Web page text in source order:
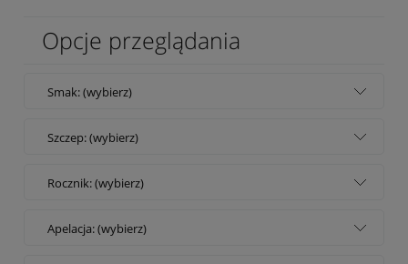
Opcje przeglądania
Smak: (wybierz)
Szczep: (wybierz)
Rocznik: (wybierz)
Apelacja: (wybierz)